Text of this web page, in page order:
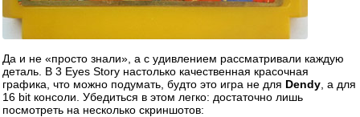
Да и не «просто знали», а с удивлением рассматривали каждую
деталь. В 3 Eyes Story настолько качественная красочная
графика, что можно подумать, будто это игра не для Dendy , а для
16 bit консоли. Убедиться в этом легко: достаточно лишь
посмотреть на несколько скриншотов: